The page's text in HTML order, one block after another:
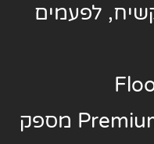
לפעמים
מספק